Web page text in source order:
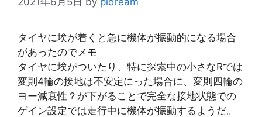
タイヤに埃が着くと急に機体が振動的になる場合
があったのでメモ
タイヤに埃がついたり、特に探索中の小さなRでは
変則4輪の接地は不安定にった場合に、変則四輪の
ヨー減衰性？が下がることで完全な接地状態での
ゲイン設定では走行中に機体が振動するようだ。